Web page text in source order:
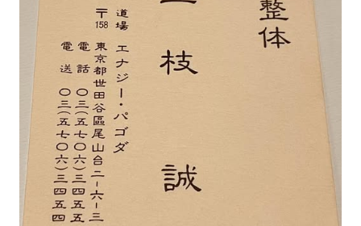
特定商取引法に基づく表記